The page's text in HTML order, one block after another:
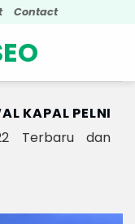
Contact
KAPAL PELNI
Terbaru dan